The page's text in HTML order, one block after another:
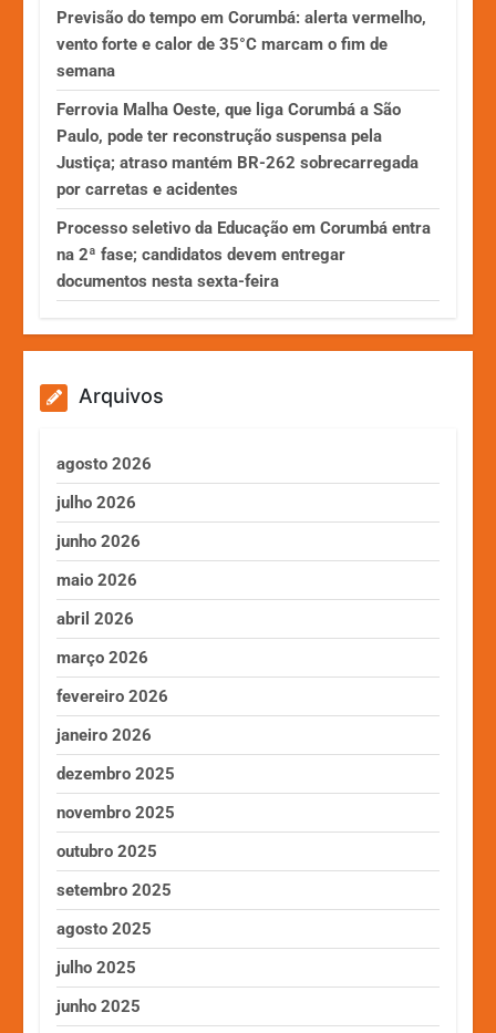
Previsão do tempo em Corumbá: alerta vermelho,
vento forte e calor de 35°C marcam o fim de
semana
Ferrovia Malha Oeste, que liga Corumbá a São
Paulo, pode ter reconstrução suspensa pela
Justiça; atraso mantém BR-262 sobrecarregada
por carretas e acidentes
Processo seletivo da Educação em Corumbá entra
na 2ª fase; candidatos devem entregar
documentos nesta sexta-feira
Arquivos
agosto 2026
julho 2026
junho 2026
maio 2026
abril 2026
março 2026
fevereiro 2026
janeiro 2026
dezembro 2025
novembro 2025
outubro 2025
setembro 2025
agosto 2025
julho 2025
junho 2025